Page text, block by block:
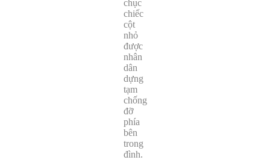
chục
chiếc
cột
nhỏ
được
nhân
dân
dựng
tạm
chống
đỡ
phía
bên
trong
đình.